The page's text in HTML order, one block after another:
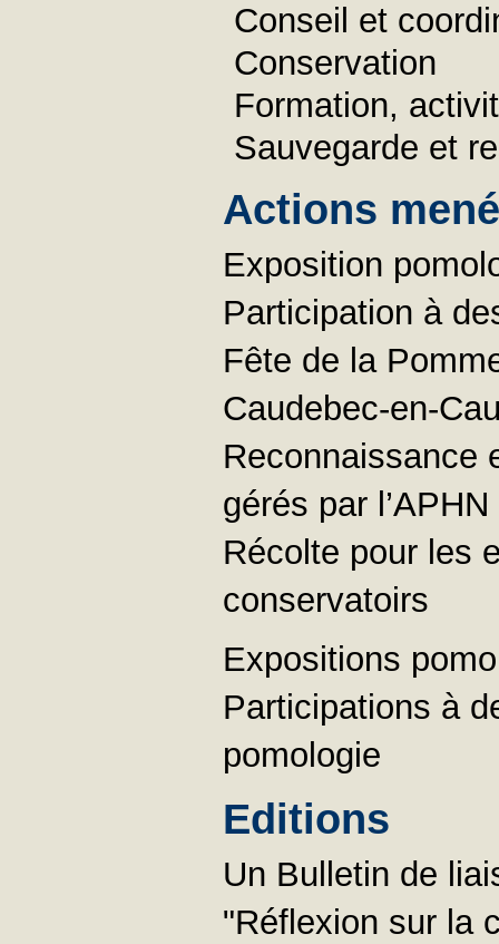
Conseil et
Conservation
Formation,
Sauvegarde et
Actions
Exposition
Participation à
Fête de la
Caudebec-en-
Reconnaissance
gérés par l’APHN
Récolte pour les
conservatoirs
Expositions
Participations à
pomologie
Editions
Un Bulletin de
"Réflexion sur la